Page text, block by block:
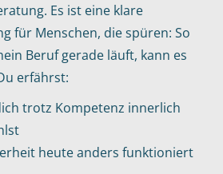
Es ist eine klare
für Menschen, die spüren: So
Beruf gerade läuft, kann es
erfährst:
trotz Kompetenz innerlich
heute anders funktioniert